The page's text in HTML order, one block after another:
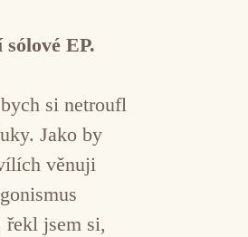
EP.
si netroufl
Jako by
věnuji
řekl jsem si,